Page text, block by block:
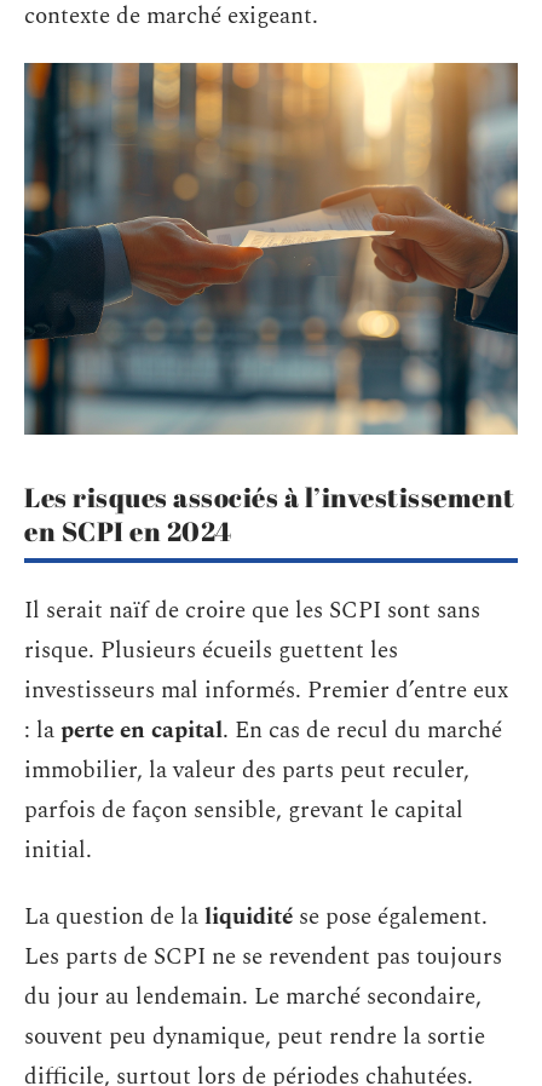
contexte de marché exigeant.
Les risques associés à l’investissement
en SCPI en 2024
Il serait naïf de croire que les SCPI sont sans
risque. Plusieurs écueils guettent les
investisseurs mal informés. Premier d’entre eux
: laperte en capital. En cas de recul du marché
immobilier, la valeur des parts peut reculer,
parfois de façon sensible, grevant le capital
initial.
La question de laliquidité se pose également.
Les parts de SCPI ne se revendent pas toujours
du jour au lendemain. Le marché secondaire,
souvent peu dynamique, peut rendre la sortie
difficile, surtout lors de périodes chahutées.